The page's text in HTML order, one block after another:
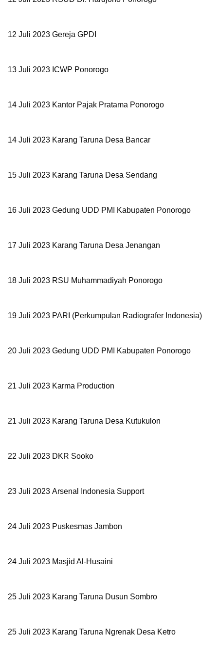
12 Juli 2023 Gereja GPDI
13 Juli 2023 ICWP Ponorogo
14 Juli 2023 Kantor Pajak Pratama Ponorogo
14 Juli 2023 Karang Taruna Desa Bancar
15 Juli 2023 Karang Taruna Desa Sendang
16 Juli 2023 Gedung UDD PMI Kabupaten Ponorogo
17 Juli 2023 Karang Taruna Desa Jenangan
18 Juli 2023 RSU Muhammadiyah Ponorogo
19 Juli 2023 PARI (Perkumpulan Radiografer Indonesia)
20 Juli 2023 Gedung UDD PMI Kabupaten Ponorogo
21 Juli 2023 Karma Production
21 Juli 2023 Karang Taruna Desa Kutukulon
22 Juli 2023 DKR Sooko
23 Juli 2023 Arsenal Indonesia Support
24 Juli 2023 Puskesmas Jambon
24 Juli 2023 Masjid Al-Husaini
25 Juli 2023 Karang Taruna Dusun Sombro
25 Juli 2023 Karang Taruna Ngrenak Desa Ketro